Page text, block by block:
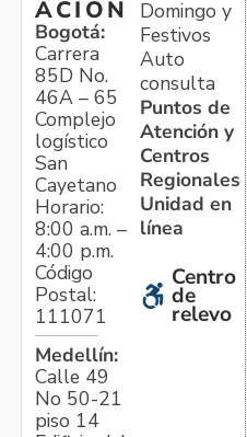
ACIÓN
Bogotá:
Carrera
85D No.
46A – 65
Complejo
logístico
San
Cayetano
Horario:
8:00 a.m. –
4:00 p.m.
Código
Postal:
111071
Medellín:
Calle 49
No 50-21
piso 14
Domingo y
Festivos
Auto
consulta
Puntos de
Atención y
Centros
Regionales
Unidad en
línea
Centro
de
relevo